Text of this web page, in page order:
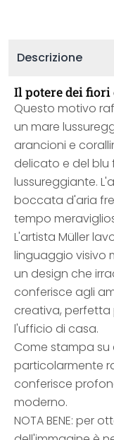
Descrizione
Il potere dei fiori
Questo motivo
un mare
arancioni e
delicato e del blu
lussureggiante.
boccata d'aria
tempo
L'artista Müller
linguaggio visivo
un design che
conferisce agli
creativa, perfetta
l'ufficio di casa.
Come stampa su
particolarmente
conferisce
moderno.
NOTA BENE: per